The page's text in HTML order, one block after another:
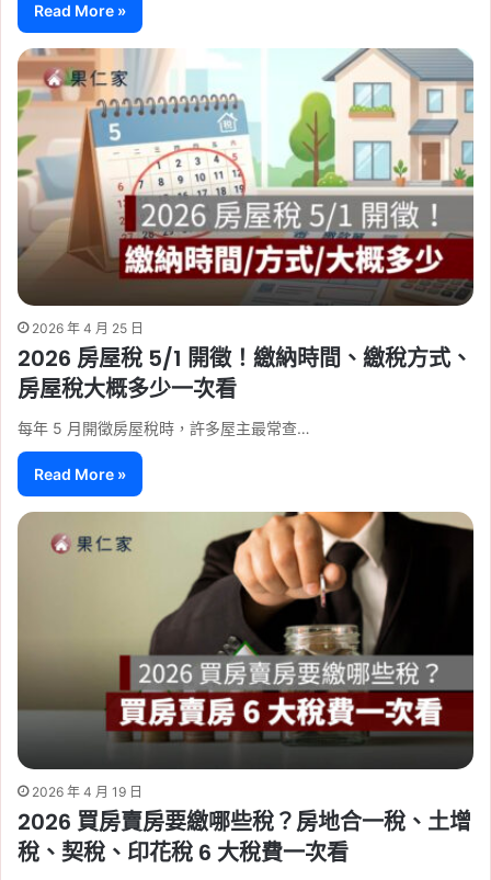
Read More »
2026 年 4 月 25 日
2026 房屋稅 5/1 開徵！繳納時間、繳稅方式、
房屋稅大概多少一次看
每年 5 月開徵房屋稅時，許多屋主最常查…
Read More »
2026 年 4 月 19 日
2026 買房賣房要繳哪些稅？房地合一稅、土增
稅、契稅、印花稅 6 大稅費一次看